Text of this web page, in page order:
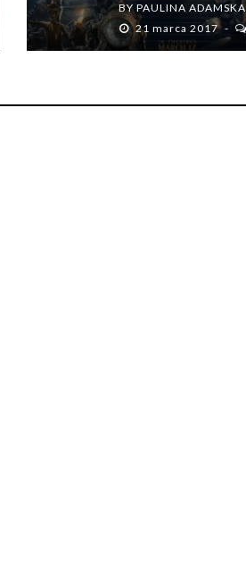
BYPAULINA ADAMSKA
21 marca 2017